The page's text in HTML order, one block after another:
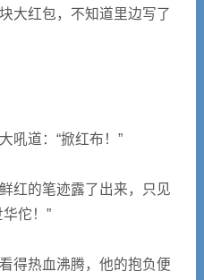
大红包，不知道里边写了
吼道：“掀红布！”
红的笔迹露了出来，只见
佗！”
得热血沸腾，他的抱负便